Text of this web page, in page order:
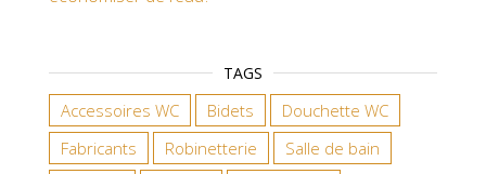
TAGS
Accessoires WC Bidets
Douchette WC
Fabricants
Robinetterie
Salle de bain